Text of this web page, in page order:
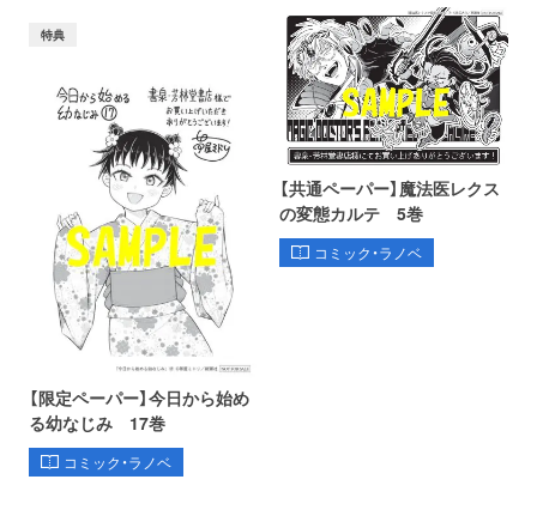
特典
【限定ペーパー】今日から始め
る幼なじみ 17巻
コミック・ラノベ
【共通ペーパー】魔法医レクス
の変態カルテ 5巻
コミック・ラノベ